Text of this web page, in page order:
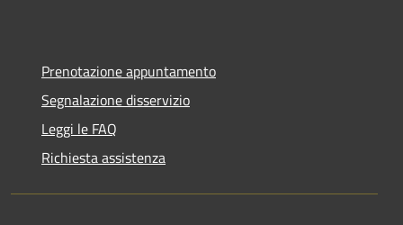
Prenotazione appuntamento
Segnalazione disservizio
Leggi le FAQ
Richiesta assistenza